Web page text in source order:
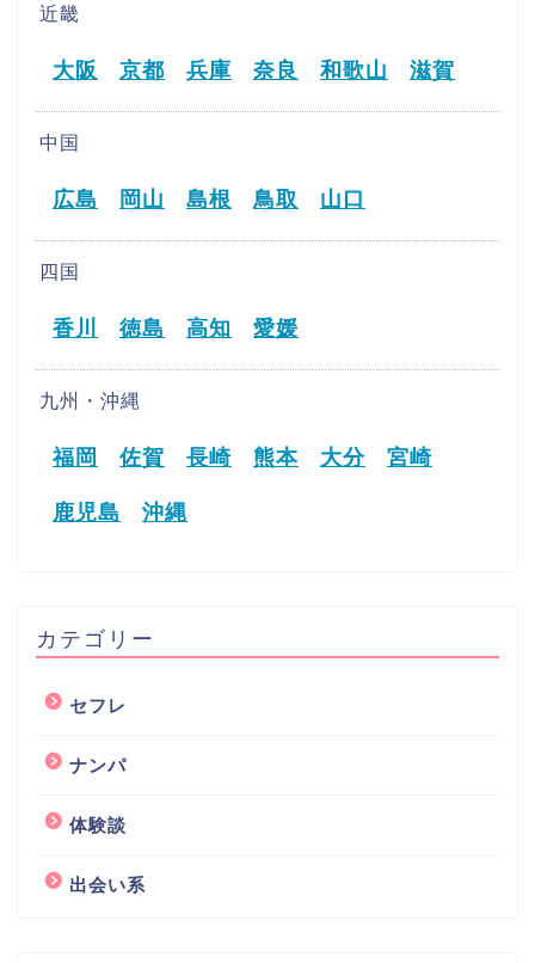
近畿
大阪 京都 兵庫 奈良 和歌山 滋賀
中国
広島 岡山 島根 鳥取 山口
四国
香川 徳島 高知 愛媛
九州・沖縄
福岡 佐賀 長崎 熊本 大分 宮崎
鹿児島 沖縄
カテゴリー
セフレ
ナンパ
体験談
出会い系